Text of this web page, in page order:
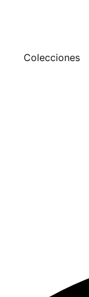
Colecciones